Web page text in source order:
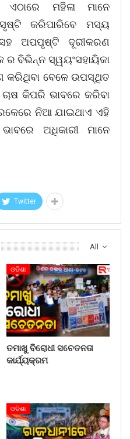
ଏଠାରେ ମହିଳା ମାନେ
କରିପାରିବେ ମସ୍ୟ
ଅପପୃଷ୍ଟି ଦୂରୀକରଣ
ର ବିଭିନ୍ନ ସ୍ୱୟଂସହାୟିକା
କରିଥିବା ବେଳେ ଉପସ୍ଥିତ
କିପରି ଭାବରେ କରିବା
ନିଆ ଯାଇଥାଏ ଏହି
ଅଧିକାରୀ ମାନେ
Twitter
All
ଓଡିଶା
ତମାଖୁ ବିରୋଧୀ ସଚେତନତା
କାର୍ଯ୍ୟକ୍ରମ
ଓଡିଶା